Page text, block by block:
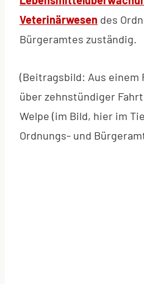
Veterinärwesen des
Bürgeramtes zuständig.
(Beitragsbild: Aus einem
über zehnstündiger
Welpe (im Bild, hier im
Ordnungs- und